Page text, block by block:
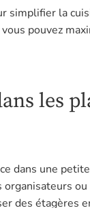
simplifier la
pouvez
les
dans une
des étagères